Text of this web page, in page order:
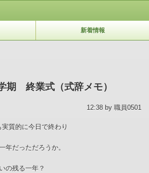
新着情報
期 終業式（式辞メモ）
12:38 by 職員0501
質的に今日で終わり
年だっただろうか。
の残る一年？